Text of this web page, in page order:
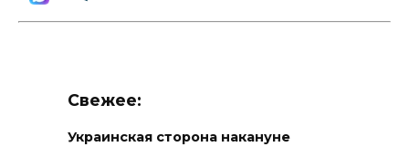
Свежее:
Украинская сторона накануне